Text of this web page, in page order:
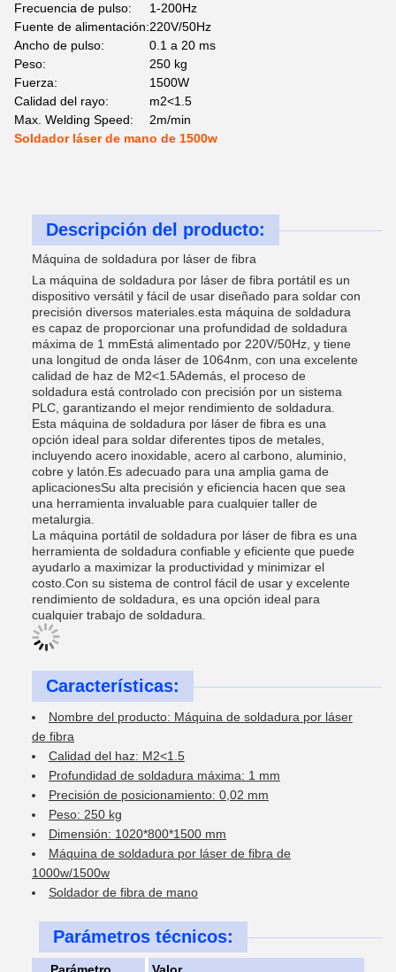
Frecuencia de pulso:
1-200Hz
Fuente de alimentación:220V/50Hz
Ancho de pulso:
0.1 a 20 ms
Peso:
250 kg
Fuerza:
1500W
Calidad del rayo:
m2<1.5
Max. Welding Speed:
2m/min
Soldador láser de mano de 1500w
Descripción del producto:
Máquina de soldadura por láser de fibra
La máquina de soldadura por láser de fibra portátil es un
dispositivo versátil y fácil de usar diseñado para soldar con
precisión diversos materiales.esta máquina de soldadura
es capaz de proporcionar una profundidad de soldadura
máxima de 1 mmEstá alimentado por 220V/50Hz, y tiene
una longitud de onda láser de 1064nm, con una excelente
calidad de haz de M2<1.5Además, el proceso de
soldadura está controlado con precisión por un sistema
PLC, garantizando el mejor rendimiento de soldadura.
Esta máquina de soldadura por láser de fibra es una
opción ideal para soldar diferentes tipos de metales,
incluyendo acero inoxidable, acero al carbono, aluminio,
cobre y latón.Es adecuado para una amplia gama de
aplicacionesSu alta precisión y eficiencia hacen que sea
una herramienta invaluable para cualquier taller de
metalurgia.
La máquina portátil de soldadura por láser de fibra es una
herramienta de soldadura confiable y eficiente que puede
ayudarlo a maximizar la productividad y minimizar el
costo.Con su sistema de control fácil de usar y excelente
rendimiento de soldadura, es una opción ideal para
cualquier trabajo de soldadura.
Características:
Nombre del producto: Máquina de soldadura por láser
de fibra
Calidad del haz: M2<1.5
Profundidad de soldadura máxima: 1 mm
Precisión de posicionamiento: 0,02 mm
Peso: 250 kg
Dimensión: 1020*800*1500 mm
Máquina de soldadura por láser de fibra de
1000w/1500w
Soldador de fibra de mano
Parámetros técnicos: